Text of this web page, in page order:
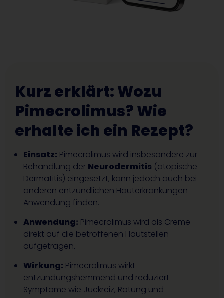
Kurz erklärt: Wozu
Pimecrolimus? Wie
erhalte ich ein Rezept?
Einsatz: Pimecrolimus wird insbesondere zur
Behandlung der Neurodermitis (atopische
Dermatitis) eingesetzt, kann jedoch auch bei
anderen entzündlichen Hauterkrankungen
Anwendung finden.
Anwendung: Pimecrolimus wird als Creme
direkt auf die betroffenen Hautstellen
aufgetragen.
Wirkung: Pimecrolimus wirkt
entzündungshemmend und reduziert
Symptome wie Juckreiz, Rötung und